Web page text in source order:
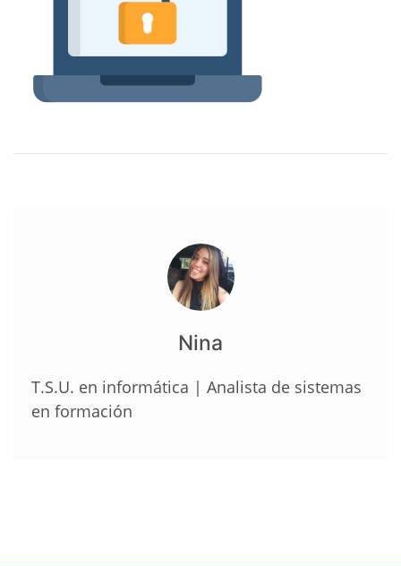
Nina
T.S.U. en informática | Analista de sistemas
en formación